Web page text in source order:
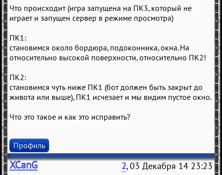
Что происходит (игра запущена на ПК3, который не
играет и запущен сервер в режиме просмотра)
ПК1:
становимся около бордюра, подоконника, окна. На
относительно высокой поверхности, относительно ПК2!
ПК2:
становимся чуть ниже ПК1 (бот должен быть закрыт до
живота или выше), ПК1 исчезает и мы видим пустое окно.
Что это такое и как это исправить?
Профиль
XCanG 2, 03 Декабря 14 23:23